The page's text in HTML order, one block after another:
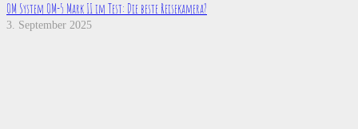
OM System OM-5 Mark II im Test: Die beste Reisekamera?
3. September 2025